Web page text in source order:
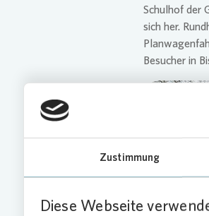
Zustimmung
Diese Webseite
Schulhof der
sich her.
Besucher in